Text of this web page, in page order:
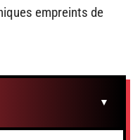
empreints de